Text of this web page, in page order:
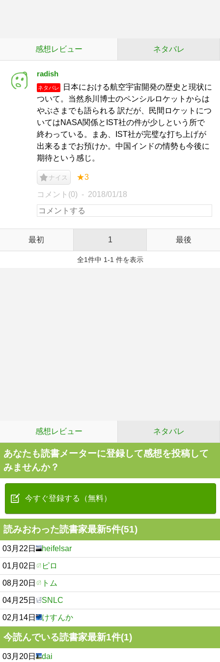
感想レビュー ネタバレ
radish
ネタバレ
日本における航空宇宙開発の歴史と現状に
ついて。当然糸川博士のペンシルロケットからは
やぶさまでも語られる 訳だが、民間ロケットにつ
いてはNASA関係とIST社の件が少しという所で
終わっている。まあ、IST社が完璧な打ち上げが
出来るまでお預けか。中国インドの情勢も今後に
期待という感じ。
ナイス ★3
コメント(0) 2018/01/18
最初 1 最後
全1件中 1-1 件を表示
感想レビュー ネタバレ
あなたも読書メーターに登録して感想を投稿して
みませんか？
今すぐ登録する（無料）
読みおわった読書家最新5件(51)
03月22日 heifelsar
01月02日 ピロ
08月20日 トム
04月25日 SNLC
02月14日 けすんか
今読んでいる読書家最新1件(1)
03月20日 dai